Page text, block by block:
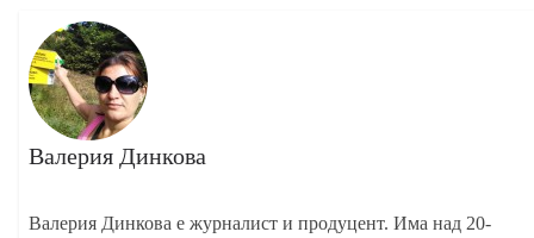
Валерия Динкова
Валерия Динкова е журналист и продуцент. Има над 20-